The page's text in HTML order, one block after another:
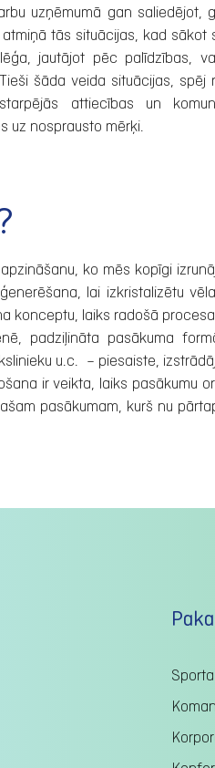
uzņēmumā gan saliedējot,
tās situācijas, kad sākot
jautājot pēc palīdzības,
šāda veida situācijas, spēj
attiecības un
uz nosprausto mērķi.
ko mēs kopīgi
lai izkristalizētu
konceptu, laiks radošā
padziļināta pasākuma
u.c. – piesaiste,
ir veikta, laiks pasākumu
pasākumam, kurš nu